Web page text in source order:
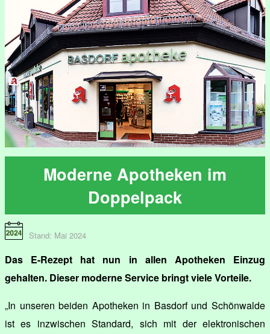
Moderne Apotheken im
Doppelpack
Stand: Mai 2024
Das E-Rezept hat nun in allen Apotheken Einzug
gehalten. Dieser moderne Service bringt viele Vorteile.
„In unseren beiden Apotheken in Basdorf und Schönwalde
ist es inzwischen Standard, sich mit der elektronischen